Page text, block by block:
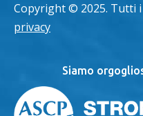
Copyright © 2025. Tutti
privacy
Siamo